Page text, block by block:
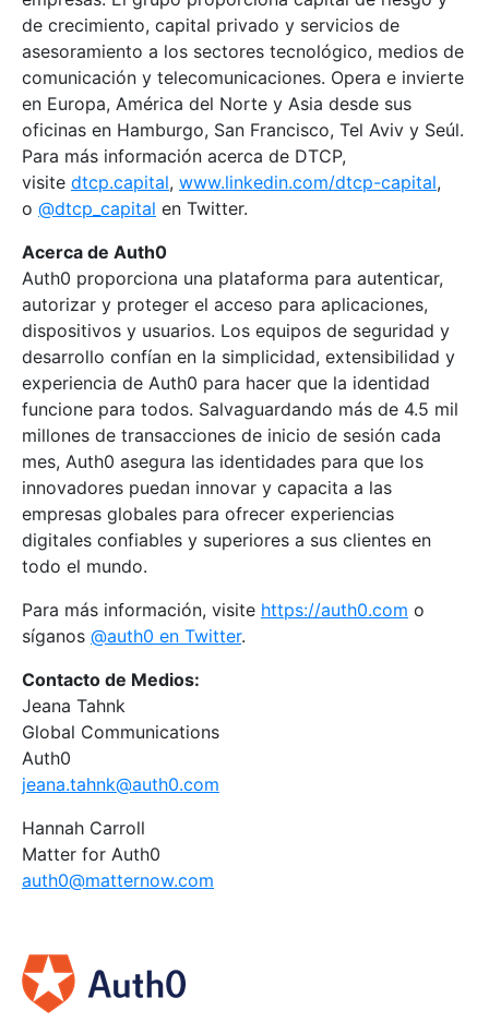
de crecimiento, capital privado y servicios de
asesoramiento a los sectores tecnológico, medios de
comunicación y telecomunicaciones. Opera e invierte
en Europa, América del Norte y Asia desde sus
oficinas en Hamburgo, San Francisco, Tel Aviv y Seúl.
Para más información acerca de DTCP,
visite dtcp.capital, www.linkedin.com/dtcp-capital,
o @dtcp_capital en Twitter.
Acerca de Auth0
Auth0 proporciona una plataforma para autenticar,
autorizar y proteger el acceso para aplicaciones,
dispositivos y usuarios. Los equipos de seguridad y
desarrollo confían en la simplicidad, extensibilidad y
experiencia de Auth0 para hacer que la identidad
funcione para todos. Salvaguardando más de 4.5 mil
millones de transacciones de inicio de sesión cada
mes, Auth0 asegura las identidades para que los
innovadores puedan innovar y capacita a las
empresas globales para ofrecer experiencias
digitales confiables y superiores a sus clientes en
todo el mundo.
Para más información, visite https://auth0.com o
síganos @auth0 en Twitter.
Contacto de Medios:
Jeana Tahnk
Global Communications
Auth0
jeana.tahnk@auth0.com
Hannah Carroll
Matter for Auth0
auth0@matternow.com